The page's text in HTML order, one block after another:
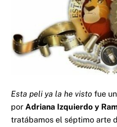
Esta peli ya la he visto fue
por Adriana Izquierdo y
tratábamos el séptimo arte